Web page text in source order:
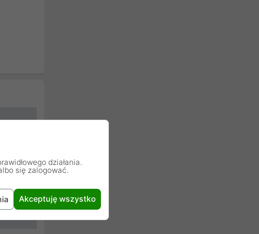
działania.
się zalogować.
Akceptuję wszystko